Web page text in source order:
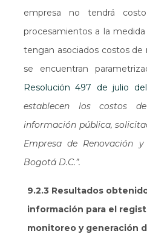
empresa no tendrá
procesamientos a la
tengan asociados costos de
se encuentran
Resolución 497 de julio
establecen los costos
información pública,
Empresa de Renovación
Bogotá D.C.”.
9.2.3 Resultados
información para el
monitoreo y generación